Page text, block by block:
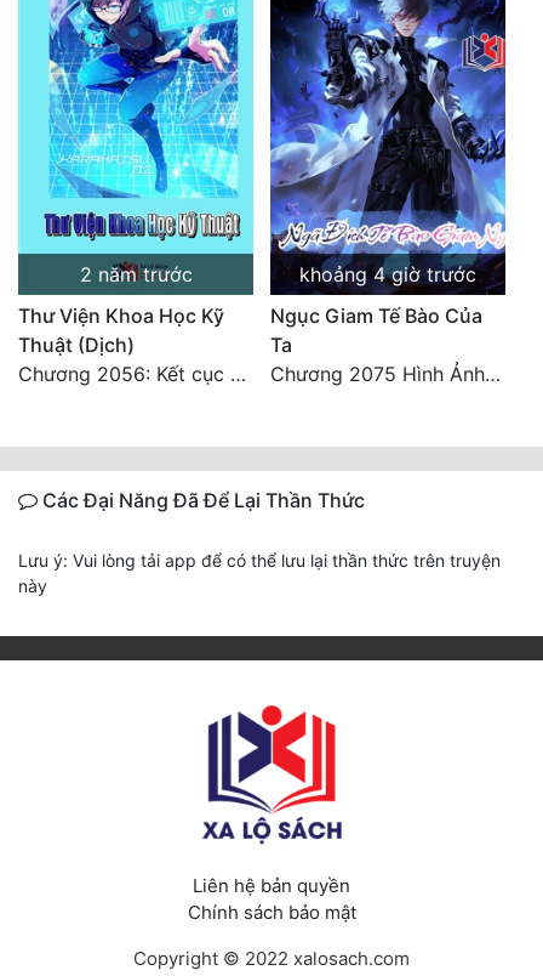
2 năm trước
Thư Viện Khoa Học Kỹ
Thuật (Dịch)
Chương 2056: Kết cục + Lời tác giả
khoảng 4 giờ trước
Ngục Giam Tế Bào Của
Ta
Chương 2075 Hình Ảnh Màu Xám
Các Đại Năng Đã Để Lại Thần Thức
Lưu ý: Vui lòng tải app để có thể lưu lại thần thức trên truyện
này
Liên hệ bản quyền
Chính sách bảo mật
Copyright © 2022 xalosach.com